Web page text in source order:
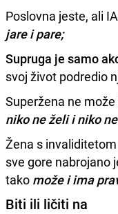
Poslovna jeste, ali
jare i pare;
Supruga je samo
svoj život podredio
Superžena ne
niko ne želi i niko
Žena s
sve gore nabrojano
tako može i ima
Biti ili ličiti na